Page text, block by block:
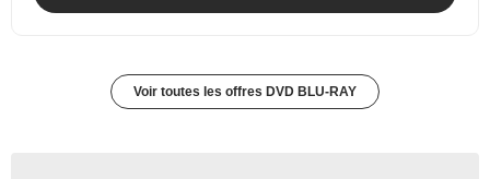
Voir toutes les offres DVD BLU-RAY